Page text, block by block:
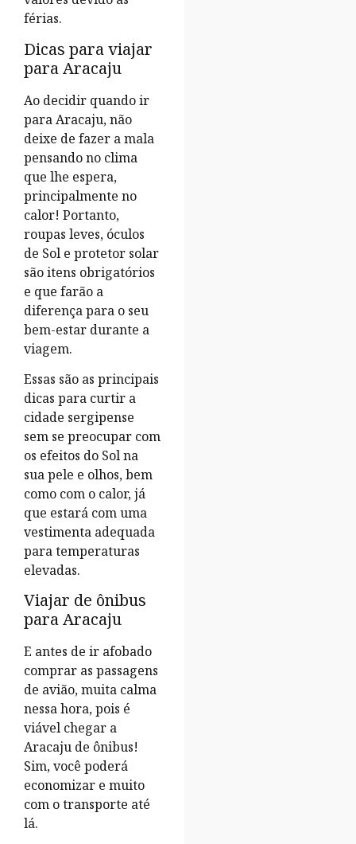
férias.
Dicas para viajar
para Aracaju
Ao decidir quando ir
para Aracaju, não
deixe de fazer a mala
pensando no clima
que lhe espera,
principalmente no
calor! Portanto,
roupas leves, óculos
de Sol e protetor solar
são itens obrigatórios
e que farão a
diferença para o seu
bem-estar durante a
viagem.
Essas são as principais
dicas para curtir a
cidade sergipense
sem se preocupar com
os efeitos do Sol na
sua pele e olhos, bem
como com o calor, já
que estará com uma
vestimenta adequada
para temperaturas
elevadas.
Viajar de ônibus
para Aracaju
E antes de ir afobado
comprar as passagens
de avião, muita calma
nessa hora, pois é
viável chegar a
Aracaju de ônibus!
Sim, você poderá
economizar e muito
com o transporte até
lá.